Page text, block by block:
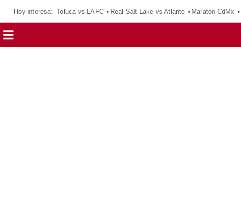
Hoy interesa: Toluca vs LAFC Real Salt Lake vs Atlante Maratón CdMx